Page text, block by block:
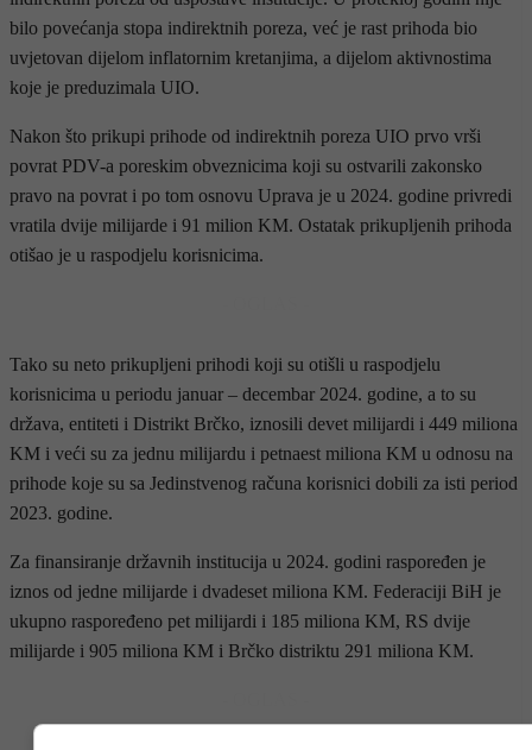
bilo povećanja stopa indirektnih poreza, već je rast prihoda bio
uvjetovan dijelom inflatornim kretanjima, a dijelom aktivnostima
koje je preduzimala UIO.
Nakon što prikupi prihode od indirektnih poreza UIO prvo vrši
povrat PDV-a poreskim obveznicima koji su ostvarili zakonsko
pravo na povrat i po tom osnovu Uprava je u 2024. godine privredi
vratila dvije milijarde i 91 milion KM. Ostatak prikupljenih prihoda
otišao je u raspodjelu korisnicima.
Tako su neto prikupljeni prihodi koji su otišli u raspodjelu
korisnicima u periodu januar – decembar 2024. godine, a to su
država, entiteti i Distrikt Brčko, iznosili devet milijardi i 449 miliona
KM i veći su za jednu milijardu i petnaest miliona KM u odnosu na
prihode koje su sa Jedinstvenog računa korisnici dobili za isti period
2023. godine.
Za finansiranje državnih institucija u 2024. godini raspoređen je
iznos od jedne milijarde i dvadeset miliona KM. Federaciji BiH je
ukupno raspoređeno pet milijardi i 185 miliona KM, RS dvije
milijarde i 905 miliona KM i Brčko distriktu 291 miliona KM.